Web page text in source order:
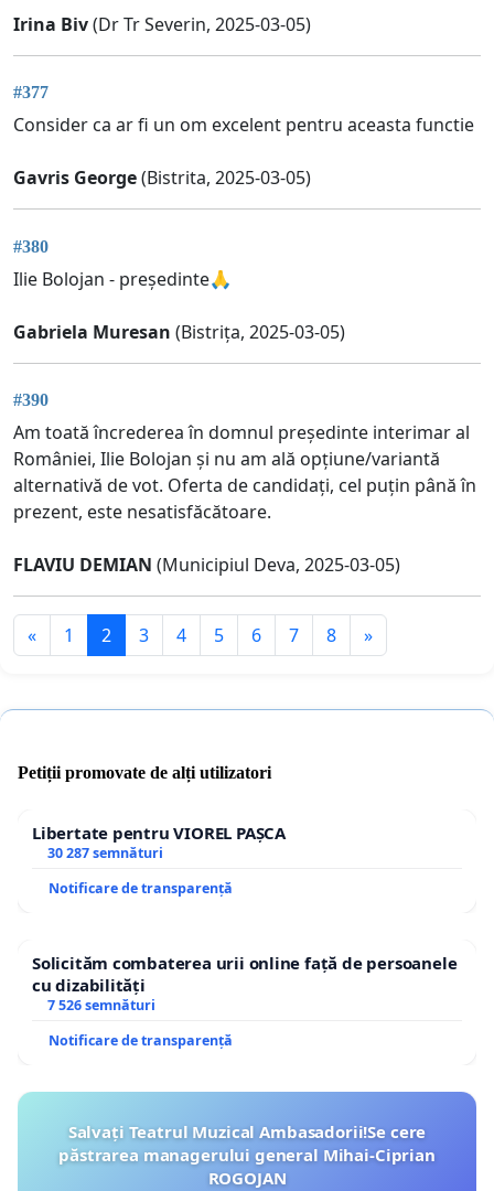
Irina Biv(Dr Tr Severin, 2025-03-05)
#377
Consider ca ar fi un om excelent pentru aceasta functie
Gavris George(Bistrita, 2025-03-05)
#380
Ilie Bolojan - președinte🙏
Gabriela Muresan (Bistrița, 2025-03-05)
#390
Am toată încrederea în domnul președinte interimar al
României, Ilie Bolojan și nu am ală opțiune/variantă
alternativă de vot. Oferta de candidați, cel puțin până în
prezent, este nesatisfăcătoare.
FLAVIU DEMIAN (Municipiul Deva, 2025-03-05)
« 1 2 3 4 5 6 7 8 »
Petiții promovate de alți utilizatori
Libertate pentru VIOREL PAȘCA
30 287 semnături
Notificare de transparență
Solicităm combaterea urii online față de persoanele
cu dizabilități
7 526 semnături
Notificare de transparență
Salvați Teatrul Muzical Ambasadorii!Se cere
păstrarea managerului general Mihai-Ciprian
ROGOJAN